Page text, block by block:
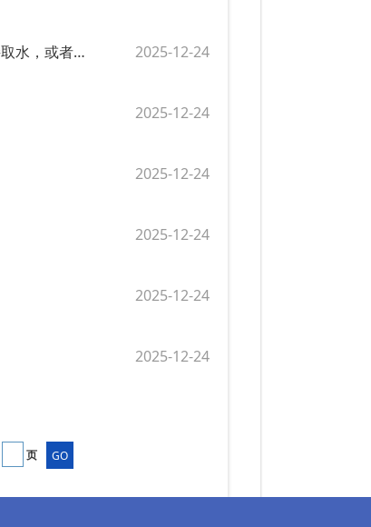
行政处罚1014：对未经再生水运营单位同意，在公共再生水管网上直接取水，或者绕过计量装置直接取水的处罚 2025-12-24
2025-12-24
2025-12-24
2025-12-24
2025-12-24
2025-12-24
页